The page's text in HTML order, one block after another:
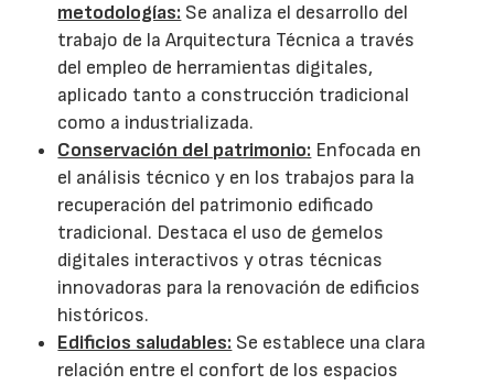
metodologías: Se analiza el desarrollo del
trabajo de la Arquitectura Técnica a través
del empleo de herramientas digitales,
aplicado tanto a construcción tradicional
como a industrializada.
Conservación del patrimonio: Enfocada en
el análisis técnico y en los trabajos para la
recuperación del patrimonio edificado
tradicional. Destaca el uso de gemelos
digitales interactivos y otras técnicas
innovadoras para la renovación de edificios
históricos.
Edificios saludables: Se establece una clara
relación entre el confort de los espacios